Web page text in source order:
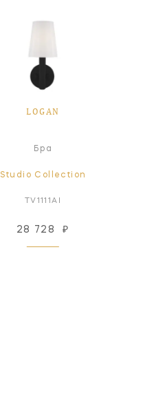
LOGAN
Бра
Studio Collection
TV1111AI
28 728 ₽